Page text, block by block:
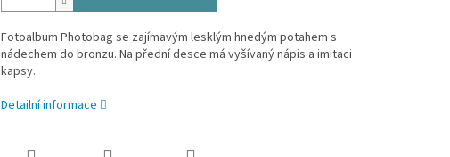
Fotoalbum Photobag se zajímavým lesklým hnedým potahem s
nádechem do bronzu. Na přední desce má vyšívaný nápis a imitaci
kapsy.
Detailní informace